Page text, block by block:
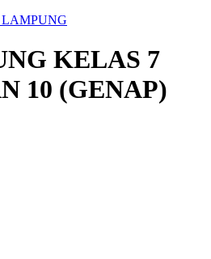
KELAS 7
10 (GENAP)